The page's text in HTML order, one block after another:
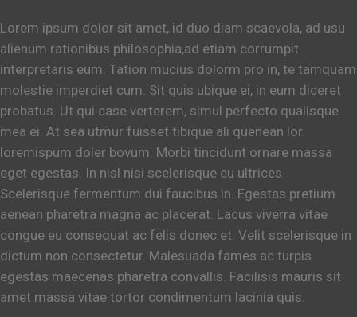
Lorem ipsum dolor sit amet, id duo diam scaevola, ad usu
alienum rationibus philosophia,ad etiam corrumpit
interpretaris eum. Tation mucius dolorm pro in, te tamquam
molestie imperdiet cum. Sit quis ubique ei, in eum diceret
probatus. Ut qui case verterem, simul perfecto qualisque
mea ei. At sea utmur fuisset tibique ali quenean lor.
loremispum doler bovum. Morbi tincidunt ornare massa
eget egestas. In nisl nisi scelerisque eu ultrices.
Scelerisque fermentum dui faucibus in. Egestas pretium
aenean pharetra magna ac placerat. Lacus viverra vitae
congue eu consequat ac felis donec et. Velit scelerisque in
dictum non consectetur. Malesuada fames ac turpis
egestas maecenas pharetra convallis. Facilisis mauris sit
amet massa vitae tortor condimentum lacinia quis.